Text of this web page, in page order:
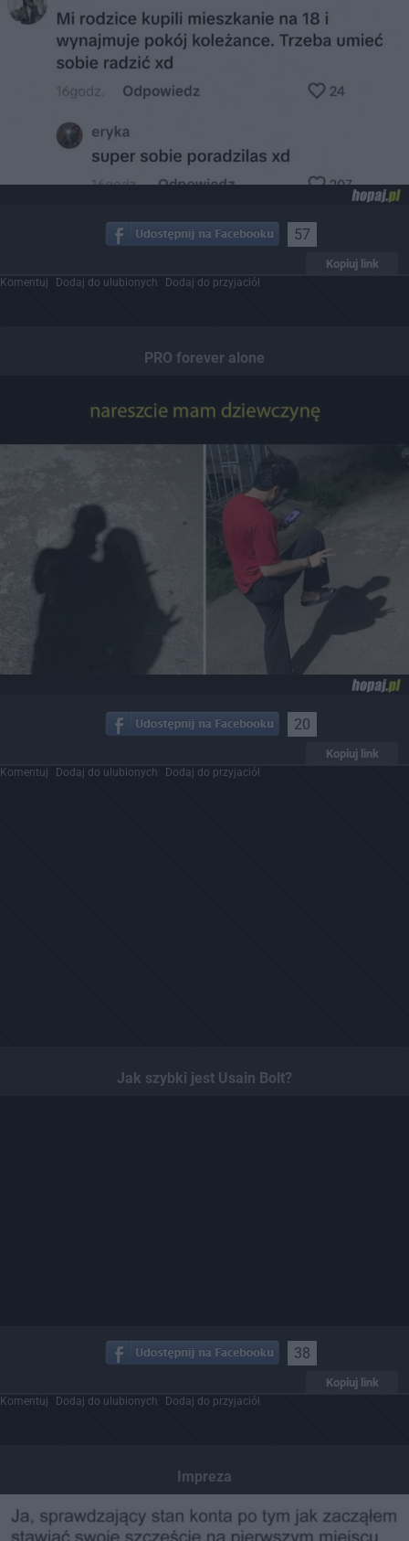
57
Kopiuj link
Komentuj Dodaj do ulubionych Dodaj do przyjaciół
PRO forever alone
20
Kopiuj link
Komentuj Dodaj do ulubionych Dodaj do przyjaciół
Jak szybki jest Usain Bolt?
38
Kopiuj link
Komentuj Dodaj do ulubionych Dodaj do przyjaciół
Impreza